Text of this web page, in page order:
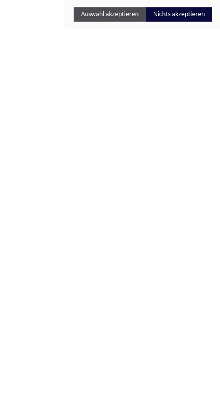
Auswahl akzeptieren Nichts akzeptieren